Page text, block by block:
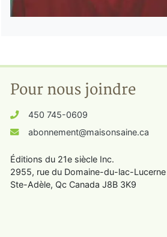
Pour nous joindre
450 745-0609
abonnement@maisonsaine.ca
Éditions du 21e siècle Inc.
2955, rue du Domaine-du-lac-Lucerne
Ste-Adèle, Qc Canada J8B 3K9